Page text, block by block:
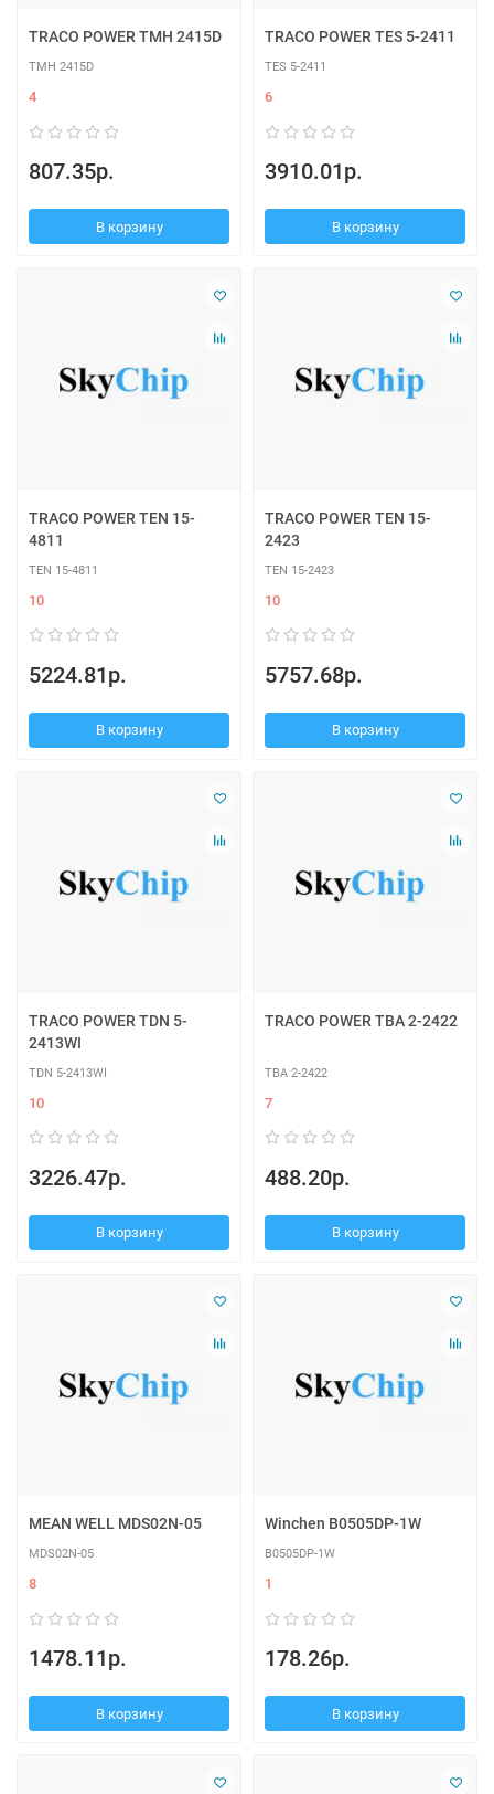
TRACO POWER TMH 2415D
TMH 2415D
4
807.35р.
В корзину
TRACO POWER TES 5-2411
TES 5-2411
6
3910.01р.
В корзину
TRACO POWER TEN 15-
4811
TEN 15-4811
10
5224.81р.
В корзину
TRACO POWER TEN 15-
2423
TEN 15-2423
10
5757.68р.
В корзину
TRACO POWER TDN 5-
2413WI
TDN 5-2413WI
10
3226.47р.
В корзину
TRACO POWER TBA 2-2422
TBA 2-2422
7
488.20р.
В корзину
MEAN WELL MDS02N-05
MDS02N-05
8
1478.11р.
В корзину
Winchen B0505DP-1W
B0505DP-1W
1
178.26р.
В корзину